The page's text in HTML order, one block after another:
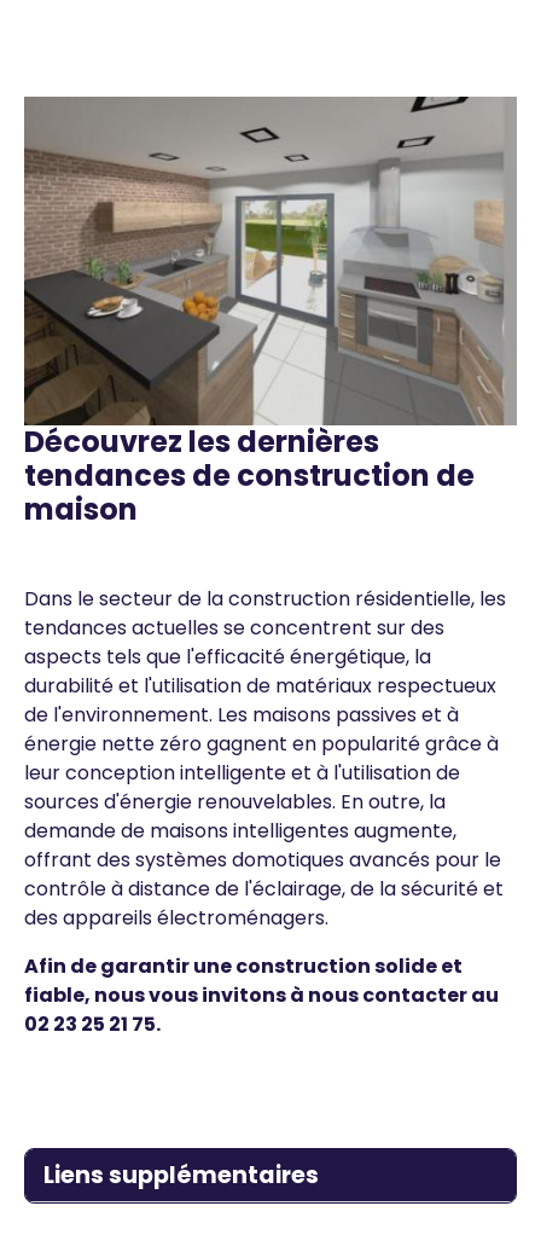
Texte
Découvrez les dernières
tendances de construction de
maison
Dans le secteur de la construction résidentielle, les
tendances actuelles se concentrent sur des
aspects tels que l'efficacité énergétique, la
durabilité et l'utilisation de matériaux respectueux
de l'environnement. Les maisons passives et à
énergie nette zéro gagnent en popularité grâce à
leur conception intelligente et à l'utilisation de
sources d'énergie renouvelables. En outre, la
demande de maisons intelligentes augmente,
offrant des systèmes domotiques avancés pour le
contrôle à distance de l'éclairage, de la sécurité et
des appareils électroménagers.
Afin de garantir une construction solide et
fiable, nous vous invitons à nous contacter au
02 23 25 21 75.
Titre
Liens supplémentaires